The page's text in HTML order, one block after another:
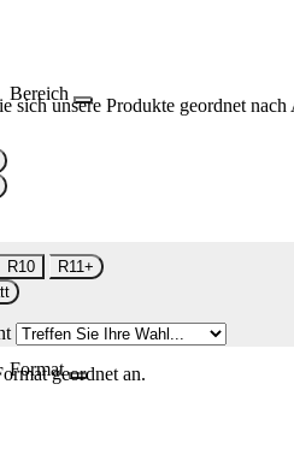
Bereich
sich unsere Produkte geordnet
R10
R11+
Formatgeordnet an.